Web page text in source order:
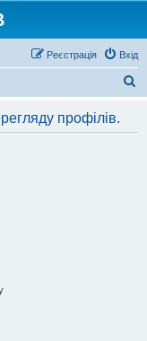
Вхід
Реєстрація
профілів.